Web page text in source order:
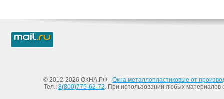
© 2012-2026 ОКНА.РФ -Окна металлопластиковые от
Тел.: 8(800)775-62-72. При использовании любых материалов